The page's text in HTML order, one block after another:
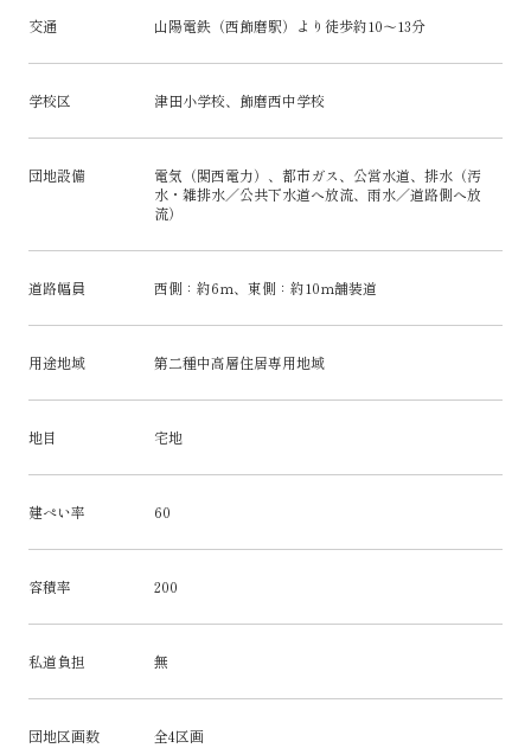
交通 山陽電鉄（西飾磨駅）より徒歩約10～13分
学校区 津田小学校、飾磨西中学校
団地設備
電気（関西電力）、都市ガス、公営水道、排水（汚
水・雑排水／公共下水道へ放流、雨水／道路側へ放
流）
道路幅員 西側：約6ｍ、東側：約10ｍ舗装道
用途地域 第二種中高層住居専用地域
地目 宅地
建ぺい率 60
容積率 200
私道負担 無
団地区画数 全4区画